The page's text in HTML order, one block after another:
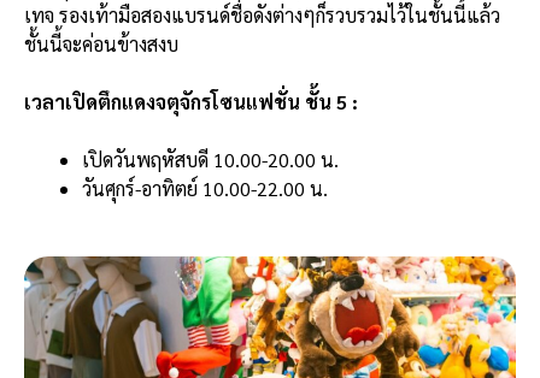
เทจ รองเท้ามือสองแบรนด์ชื่อดังต่างๆก็รวบรวมไว้ในชั้นนี้แล้ว
ชั้นนี้จะค่อนข้างสงบ
เวลาเปิดตึกแดงจตุจักรโซนแฟชั่น ชั้น 5 :
เปิดวันพฤหัสบดี 10.00-20.00 น.
วันศุกร์-อาทิตย์ 10.00-22.00 น.